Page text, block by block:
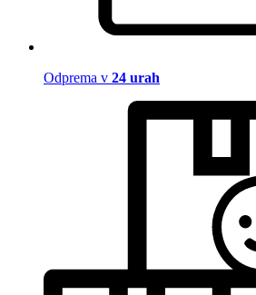
Odprema v 24 urah